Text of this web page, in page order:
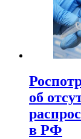
об
в РФ